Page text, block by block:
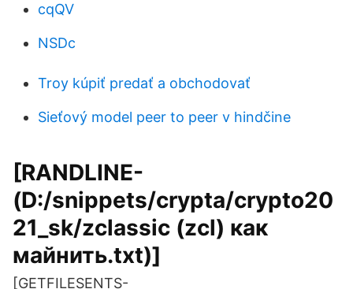
cqQV
NSDc
Troy kúpiť predať a obchodovať
Sieťový model peer to peer v hindčine
[RANDLINE-
(D:/snippets/crypta/crypto20
21_sk/zclassic (zcl) как
майнить.txt)]
[GETFILESENTS-